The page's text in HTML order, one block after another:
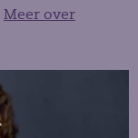
Meer over